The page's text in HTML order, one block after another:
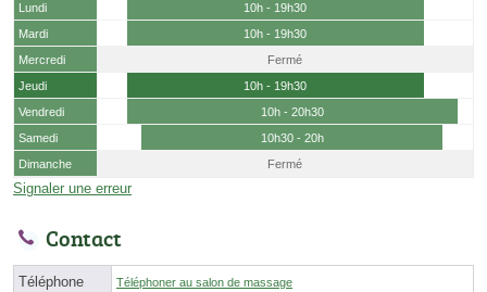
Lundi
10h - 19h30
Mardi
10h - 19h30
Mercredi
Fermé
Jeudi
10h - 19h30
Vendredi
10h - 20h30
Samedi
10h30 - 20h
Dimanche
Fermé
Signaler une erreur
Contact
Téléphone Téléphoner au salon de massage